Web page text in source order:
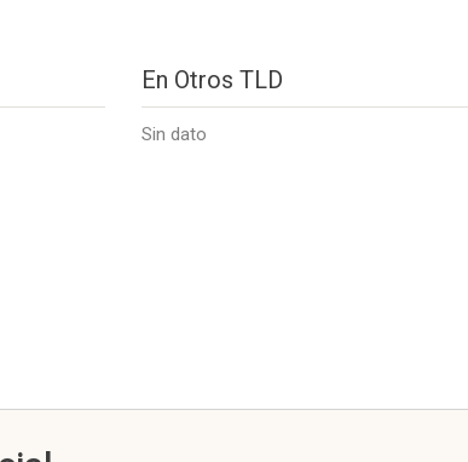
En Otros TLD
Sin dato